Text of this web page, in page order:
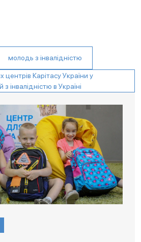
молодь з інвалідністю
центрів Карітасу України у
інвалідністю в Україні